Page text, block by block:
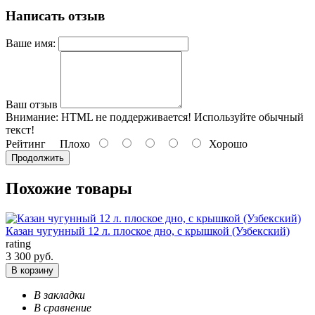
Написать отзыв
Ваше имя:
Ваш отзыв
Внимание: HTML не поддерживается! Используйте обычный
текст!
Рейтинг Плохо Хорошо
Продолжить
Похожие товары
Казан чугунный 12 л. плоское дно, с крышкой (Узбекский)
rating
3 300 руб.
В корзину
В закладки
В сравнение